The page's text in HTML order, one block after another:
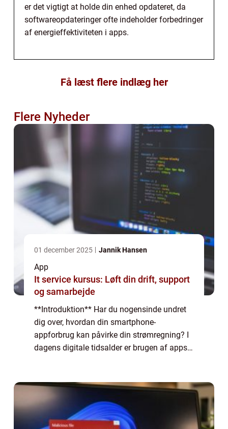
er det vigtigt at holde din enhed opdateret, da
softwareopdateringer ofte indeholder forbedringer
af energieffektiviteten i apps.
Få læst flere indlæg her
Flere Nyheder
01 december 2025 Jannik Hansen
App
It service kursus: Løft din drift, support
og samarbejde
**Introduktion** Har du nogensinde undret
dig over, hvordan din smartphone-
appforbrug kan påvirke din strømregning? I
dagens digitale tidsalder er brugen af apps
opmærksomm...